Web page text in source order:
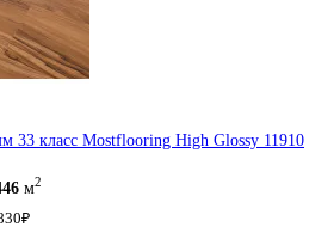
33 класс Mostflooring High Glossy 11910
м2